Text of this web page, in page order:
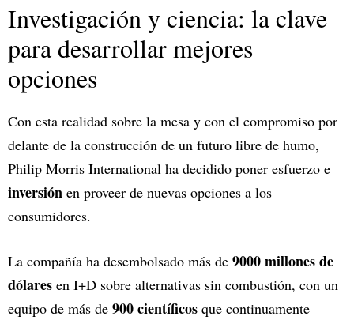
Investigación y ciencia: la clave
para desarrollar mejores
opciones
Con esta realidad sobre la mesa y con el compromiso por
delante de la construcción de un futuro libre de humo,
Philip Morris International ha decidido poner esfuerzo e
inversión en proveer de nuevas opciones a los
consumidores.
La compañía ha desembolsado más de 9000 millones de
dólares en I+D sobre alternativas sin combustión, con un
equipo de más de 900 científicos que continuamente